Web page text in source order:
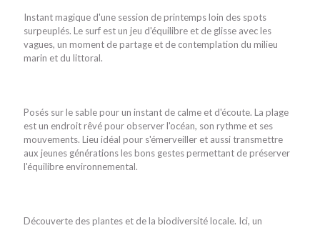
Instant magique d'une session de printemps loin des spots
surpeuplés. Le surf est un jeu d'équilibre et de glisse avec les
vagues, un moment de partage et de contemplation du milieu
marin et du littoral.
Posés sur le sable pour un instant de calme et d'écoute. La plage
est un endroit rêvé pour observer l'océan, son rythme et ses
mouvements. Lieu idéal pour s'émerveiller et aussi transmettre
aux jeunes générations les bons gestes permettant de préserver
l'équilibre environnemental.
Découverte des plantes et de la biodiversité locale. Ici, un